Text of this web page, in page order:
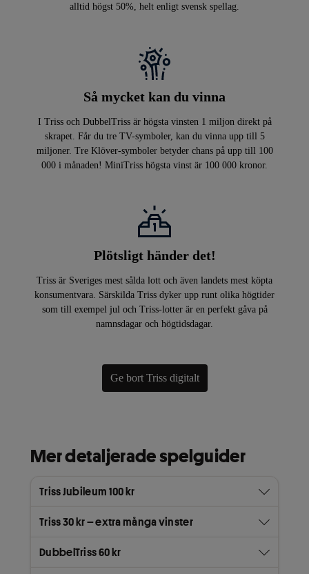
alltid högst 50%, helt enligt svensk spellag.
Så mycket kan du vinna
I Triss och DubbelTriss är högsta vinsten 1 miljon direkt på
skrapet. Får du tre TV-symboler, kan du vinna upp till 5
miljoner. Tre Klöver-symboler betyder chans på upp till 100
000 i månaden! MiniTriss högsta vinst är 100 000 kronor.
Plötsligt händer det!
Triss är Sveriges mest sålda lott och även landets mest köpta
konsumentvara. Särskilda Triss dyker upp runt olika högtider
som till exempel jul och Triss-lotter är en perfekt gåva på
namnsdagar och högtidsdagar.
Ge bort Triss digitalt
Mer detaljerade spelguider
Triss Jubileum 100 kr
Triss 30 kr – extra många vinster
DubbelTriss 60 kr